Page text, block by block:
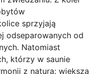
sprzyjają
odseparowanych od
Natomiast
którzy w saunie
z naturą: większa